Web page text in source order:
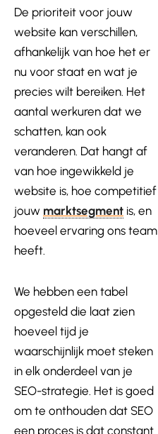
De prioriteit voor jouw
website kan verschillen,
afhankelijk van hoe het er
nu voor staat en wat je
precies wilt bereiken. Het
aantal werkuren dat we
schatten, kan ook
veranderen. Dat hangt af
van hoe ingewikkeld je
website is, hoe competitief
jouw marktsegment is, en
hoeveel ervaring ons team
heeft.
We hebben een tabel
opgesteld die laat zien
hoeveel tijd je
waarschijnlijk moet steken
in elk onderdeel van je
SEO-strategie. Het is goed
om te onthouden dat SEO
een proces is dat constant